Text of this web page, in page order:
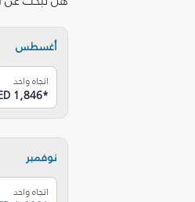
أغسطس
اتجاه واحد
1,846*
نوفمبر
اتجاه واحد